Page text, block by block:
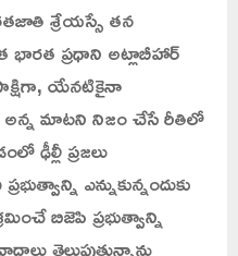
శ్రేయస్సే తన
ప్రధాని అట్లాబీహార్
యేనటికైనా
అన్న మాటని నిజం చేసే రీతిలో
ఢీల్లీ ప్రజలు
ఎన్నుకున్నందుకు
బిజెపి ప్రభుత్వాన్ని
తెలుపుతున్నాను